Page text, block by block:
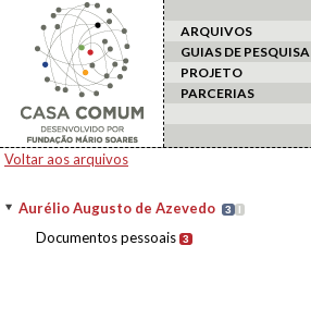
ARQUIVOS
GUIAS DE PESQUISA
PROJETO
PARCERIAS
Voltar aos arquivos
Aurélio Augusto de Azevedo 3 I
Documentos pessoais 3